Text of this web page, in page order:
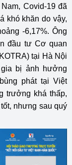
Covid-19 đã
khó khăn do vậy,
-6,17%. Ông
đầu tư Cơ quan
tại Hà Nội
bị ảnh hưởng
phát tại Việt
trưởng khá thấp,
nhưng sau quý